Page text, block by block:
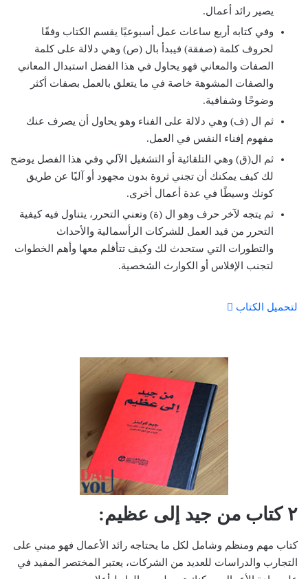
يصير رائد أعمال.
وفي كتابه أربع ساعات عمل أسبوعيًا يقسم الكتاب وفقًا
لحروف كلمة (صفقة) فيبدأ بال (ص) وهي دلالة على كلمة
الصفات والمعاني فهو يحاول في هذا الفضل استبدال المعاني
والصفات المشوهة خاصة في ما يتعلق بالعمل بصفات أكثر
وضوحًا وشفافية.
ثم ال (ف) وهي دلالة على الفناء وهو يحاول أن يصرف عنك
مفهوم إفناء النفس في العمل.
ثم ال(ق) وهي التلقائية أو التشغيل الآلي وفي هذا الفصل يوضح
لك كيف يمكنك أن تجني ثروة بدون مجهود أو آليًا عن طريق
كونك وسيطًا في عدة أعمال أخرى.
ثم يتجه لآخر حرف وهو ال (ة) وتعني التحرر، يتناول فيه كيفية
التحرر من قيد العمل للشركات الرأسمالية والأحداث
والتطورات التي ستحدث لك وكيف تتأقلم معها وأهم الخطوات
لتجنب الإفلاس أو الكوارث الشخصية.
لتحميل الكتاب
٢ كتاب من جيد إلى عظيم:
كتاب مهم ومنظم وشامل لكل ما يحتاجه رائد الأعمال فهو مبني على
التجارب والدراسات للعديد من الشركات، يعتبر المختصر المفيد في